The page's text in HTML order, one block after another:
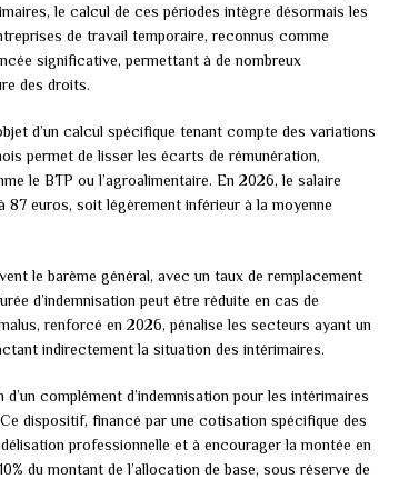
le calcul de ces périodes intègre désormais les
de travail temporaire, reconnus comme
significative, permettant à de nombreux
des droits.
d’un calcul spécifique tenant compte des variations
permet de lisser les écarts de rémunération,
le BTP ou l’agroalimentaire. En 2026, le salaire
87 euros, soit légèrement inférieur à la moyenne
le barème général, avec un taux de remplacement
d’indemnisation peut être réduite en cas de
renforcé en 2026, pénalise les secteurs ayant un
indirectement la situation des intérimaires.
complément d’indemnisation pour les intérimaires
dispositif, financé par une cotisation spécifique des
professionnelle et à encourager la montée en
du montant de l’allocation de base, sous réserve de